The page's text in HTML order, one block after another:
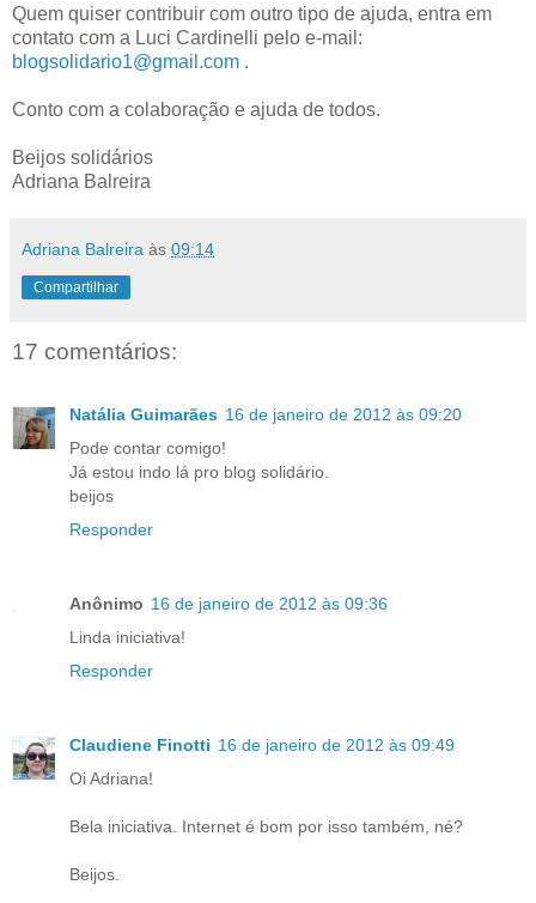
Quem quiser contribuir com outro tipo de ajuda, entra em
contato com a Luci Cardinelli pelo e-mail:
blogsolidario1@gmail.com .
Conto com a colaboração e ajuda de todos.
Beijos solidários
Adriana Balreira
Adriana Balreira às 09:14
Compartilhar
17 comentários:
Natália Guimarães 16 de janeiro de 2012 às 09:20
Pode contar comigo!
Já estou indo lá pro blog solidário.
beijos
Responder
Anônimo 16 de janeiro de 2012 às 09:36
Linda iniciativa!
Responder
Claudiene Finotti 16 de janeiro de 2012 às 09:49
Oi Adriana!
Bela iniciativa. Internet é bom por isso também, né?
Beijos.